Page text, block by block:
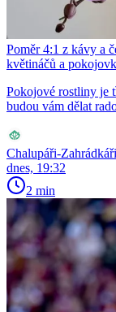
Poměr 4:1 z kávy a
květináčů a
Pokojové rostliny je
budou vám dělat
Chalupáři-Zahrádkáři
dnes, 19:32
2 min